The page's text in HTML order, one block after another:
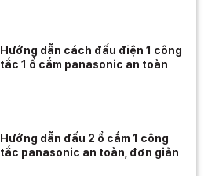
Hướng dẫn cách đấu điện 1 công
tắc 1 ổ cắm panasonic an toàn
Hướng dẫn đấu 2 ổ cắm 1 công
tắc panasonic an toàn, đơn giản